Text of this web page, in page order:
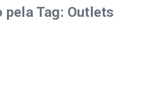
pela Tag: Outlets